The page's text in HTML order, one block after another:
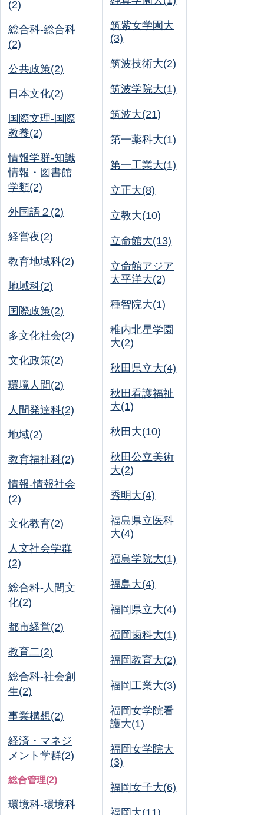
(2)
総合科-総合科
(2)
公共政策(2)
日本文化(2)
国際文理-国際
教養(2)
情報学群-知識
情報・図書館
学類(2)
外国語２(2)
経営夜(2)
教育地域科(2)
地域科(2)
国際政策(2)
多文化社会(2)
文化政策(2)
環境人間(2)
人間発達科(2)
地域(2)
教育福祉科(2)
情報-情報社会
(2)
文化教育(2)
人文社会学群
(2)
総合科-人間文
化(2)
都市経営(2)
教育二(2)
総合科-社会創
生(2)
事業構想(2)
経済・マネジ
メント学群(2)
総合管理(2)
環境科-環境科
筑紫女学園大
(3)
筑波技術大(2)
筑波学院大(1)
筑波大(21)
第一薬科大(1)
第一工業大(1)
立正大(8)
立教大(10)
立命館大(13)
立命館アジア
太平洋大(2)
種智院大(1)
稚内北星学園
大(2)
秋田県立大(4)
秋田看護福祉
大(1)
秋田大(10)
秋田公立美術
大(2)
秀明大(4)
福島県立医科
大(4)
福島学院大(1)
福島大(4)
福岡県立大(4)
福岡歯科大(1)
福岡教育大(2)
福岡工業大(3)
福岡女学院看
護大(1)
福岡女学院大
(3)
福岡女子大(6)
福岡大(11)